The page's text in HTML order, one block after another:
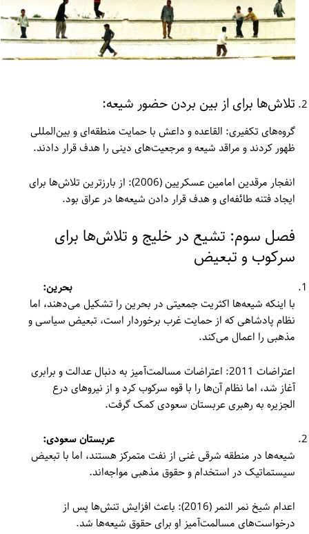
تلاش‌ها برای از بین بردن حضور شیعه:
گروه‌های تکفیری: القاعده و داعش با حمایت منطقه‌ای و بین‌المللی
ظهور کردند و مراقد شیعه و مرجعیت‌های دینی را هدف قرار دادند.
انفجار مرقدین امامین عسکریین (2006): از بارزترین تلاش‌ها برای
ایجاد فتنه طائفه‌ای و هدف قرار دادن شیعه‌ها در عراق بود.
فصل سوم: تشیع در خلیج و تلاش‌ها برای
سرکوب و تبعیض
بحرین:
با اینکه شیعه‌ها اکثریت جمعیتی در بحرین را تشکیل می‌دهند، اما
نظام پادشاهی که از حمایت غرب برخوردار است، تبعیض سیاسی و
مذهبی را اعمال می‌کند.
اعتراضات 2011: اعتراضات مسالمت‌آمیز به دنبال عدالت و برابری
آغاز شد، اما نظام آن‌ها را با قوه سرکوب کرد و از نیروهای درع
الجزیره به رهبری عربستان سعودی کمک گرفت.
عربستان سعودی:
شیعه‌ها در منطقه شرقی غنی از نفت متمرکز هستند، اما با تبعیض
سیستماتیک در استخدام و حقوق مذهبی مواجه‌اند.
اعدام شیخ نمر النمر (2016): باعث افزایش تنش‌ها پس از
درخواست‌های مسالمت‌آمیز او برای حقوق شیعه‌ها شد.